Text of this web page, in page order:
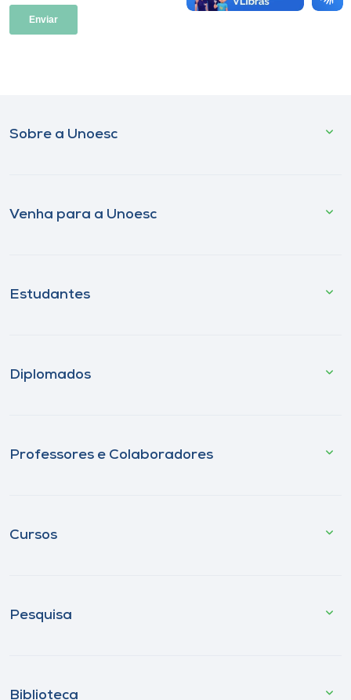
Sobre a Unoesc
Venha para a Unoesc
Estudantes
Diplomados
Professores e Colaboradores
Cursos
Pesquisa
Biblioteca